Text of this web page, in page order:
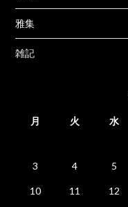
雅集
雑記
月 火 水
3 4 5
10 11 12